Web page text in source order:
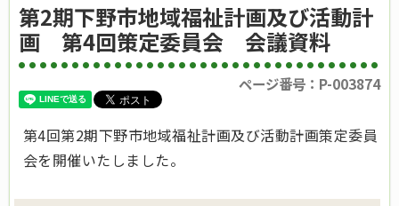
第2期下野市地域福祉計画及び活動計
画 第4回策定委員会 会議資料
ページ番号：P-003874
第4回第2期下野市地域福祉計画及び活動計画策定委員
会を開催いたしました。